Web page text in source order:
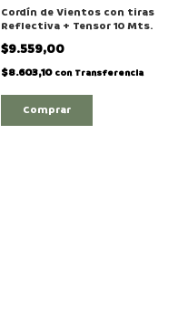
Cordín de Vientos con tiras
Reflectiva + Tensor 10 Mts.
$9.559,00
$8.603,10 con Transferencia
Comprar